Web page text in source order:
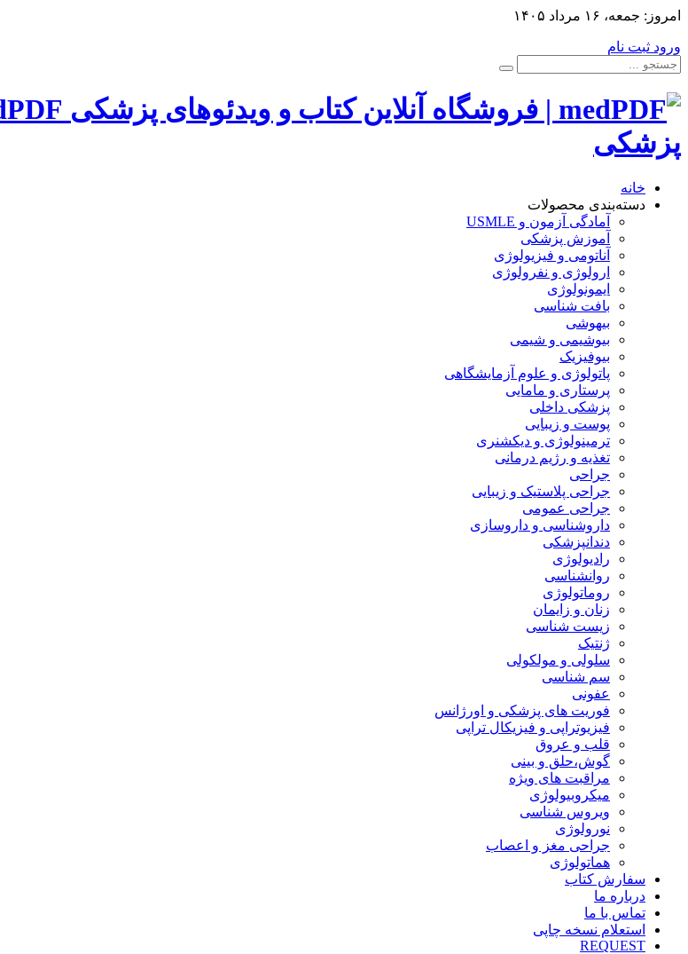
امروز: جمعه، ۱۶ مرداد ۱۴۰۵
ورود ثبت نام
پزشکی
خانه
دسته‌بندی محصولات
آمادگی آزمون و USMLE
آموزش پزشکی
آناتومی و فیزیولوژی
ارولوژی و نفرولوژی
ایمونولوژی
بافت شناسی
بیهوشی
بیوشیمی و شیمی
بیوفیزیک
پاتولوژی و علوم آزمایشگاهی
پرستاری و مامایی
پزشکی داخلی
پوست و زیبایی
ترمینولوژی و دیکشنری
تغذیه و رژیم درمانی
جراحی
جراحی پلاستیک و زیبایی
جراحی عمومی
داروشناسی و داروسازی
دندانپزشکی
رادیولوژی
روانشناسی
روماتولوژی
زنان و زایمان
زیست شناسی
ژنتیک
سلولی و مولکولی
سم شناسی
عفونی
فوریت های پزشکی و اورژانس
فیزیوتراپی و فیزیکال تراپی
قلب و عروق
گوش،حلق و بینی
مراقبت های ویژه
میکروبیولوژی
ویروس شناسی
نورولوژی
جراحی مغز و اعصاب
هماتولوژی
سفارش کتاب
درباره ما
تماس با ما
استعلام نسخه چاپی
REQUEST